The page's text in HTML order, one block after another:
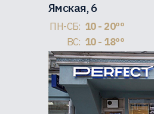
Ямская, 6
ПН-СБ: 10 - 20ºº
ВС: 10 - 18ºº